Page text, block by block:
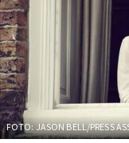
FOTO: JASON BELL/PRESS